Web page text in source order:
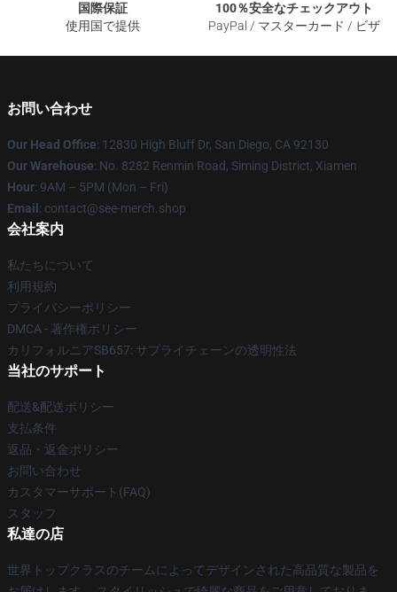
国際保証
使用国で提供
100％安全なチェックアウト
PayPal / マスターカード / ビザ
お問い合わせ
Our Head Office: 12830 High Bluff Dr, San Diego, CA 92130
Our Warehouse: No. 8282 Renmin Road, Siming District, Xiamen
Hour: 9AM – 5PM (Mon – Fri)
Email : contact@see-merch.shop
会社案内
私たちについて
利用規約
プライバシーポリシー
DMCA - 著作権ポリシー
カリフォルニアSB657: サプライチェーンの透明性法
当社のサポート
配送&配送ポリシー
支払条件
返品・返金ポリシー
お問い合わせ
カスタマーサポート(FAQ)
スタッフ
私達の店
世界トップクラスのチームによってデザインされた高品質な製品を